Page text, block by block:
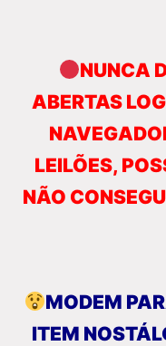
NUNCA
ABERTAS
LEILÕES,
NÃO
MODEM
ITEM